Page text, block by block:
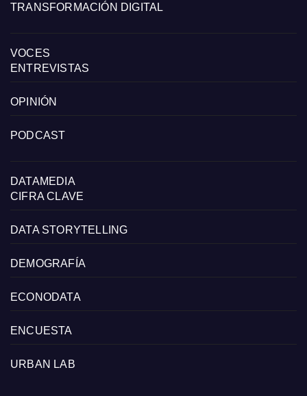
TRANSFORMACIÓN DIGITAL
VOCES
ENTREVISTAS
OPINIÓN
PODCAST
DATAMEDIA
CIFRA CLAVE
DATA STORYTELLING
DEMOGRAFÍA
ECONODATA
ENCUESTA
URBAN LAB